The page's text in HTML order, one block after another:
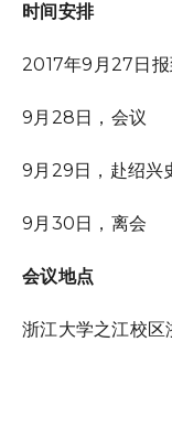
时间安排
2017年9月27日报
9月28日，会议
9月29日，赴绍兴
9月30日，离会
会议地点
浙江大学之江校区